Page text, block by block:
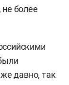
не более
давно, так